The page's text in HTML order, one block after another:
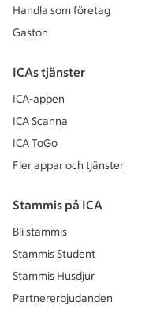
Handla som företag
Gaston
ICAs tjänster
ICA-appen
ICA Scanna
ICA ToGo
Fler appar och tjänster
Stammis på ICA
Bli stammis
Stammis Student
Stammis Husdjur
Partnererbjudanden